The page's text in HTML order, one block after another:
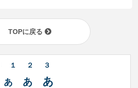
TOPに戻る
１ ２ ３
あ あ あ